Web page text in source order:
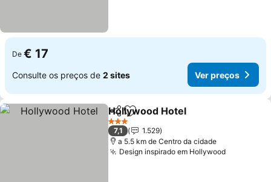
De € 17
Consulte os preços de 2 sites Ver preços
PartilharAdicionar aos favoritos
Hollywood Hotel
3 Estrelas
7,1
1.529
a 5.5 km de Centro da cidade
Design inspirado em Hollywood